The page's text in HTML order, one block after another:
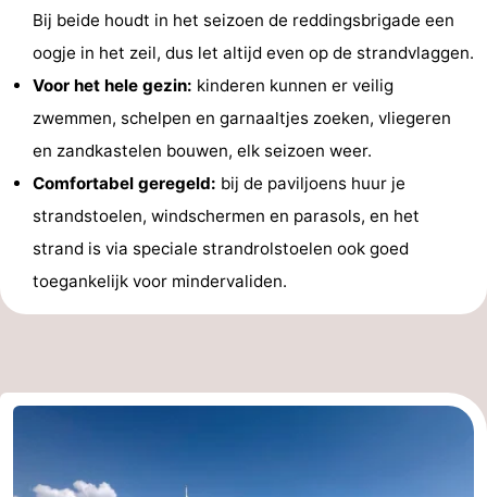
Parkeren
Reisboekenwinkel
Nieuws
adressen
Regio
Schouwen-
Renesse
-
Bij beide houdt in het seizoen de reddingsbrigade een
oogje in het zeil, dus let altijd even op de strandvlaggen.
Voor het hele gezin: kinderen kunnen er veilig
zwemmen, schelpen en garnaaltjes zoeken, vliegeren
en zandkastelen bouwen, elk seizoen weer.
Comfortabel geregeld: bij de paviljoens huur je
strandstoelen, windschermen en parasols, en het
strand is via speciale strandrolstoelen ook goed
toegankelijk voor mindervaliden.